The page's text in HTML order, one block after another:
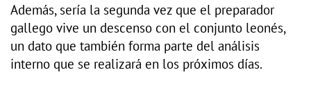
Además, sería la segunda vez que el preparador
gallego vive un descenso con el conjunto leonés,
un dato que también forma parte del análisis
interno que se realizará en los próximos días.